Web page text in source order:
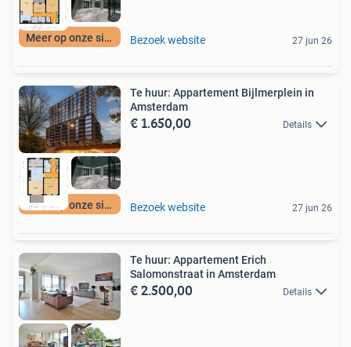
Meer op onze site Bezoek website 27 jun 26
Meer op onze site
Te huur: Appartement Bijlmerplein in
Amsterdam
€ 1.650,00 Details
Bezoek website 27 jun 26
Te huur: Appartement Erich
Salomonstraat in Amsterdam
€ 2.500,00 Details